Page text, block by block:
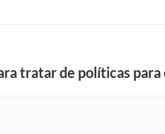
tratar de políticas